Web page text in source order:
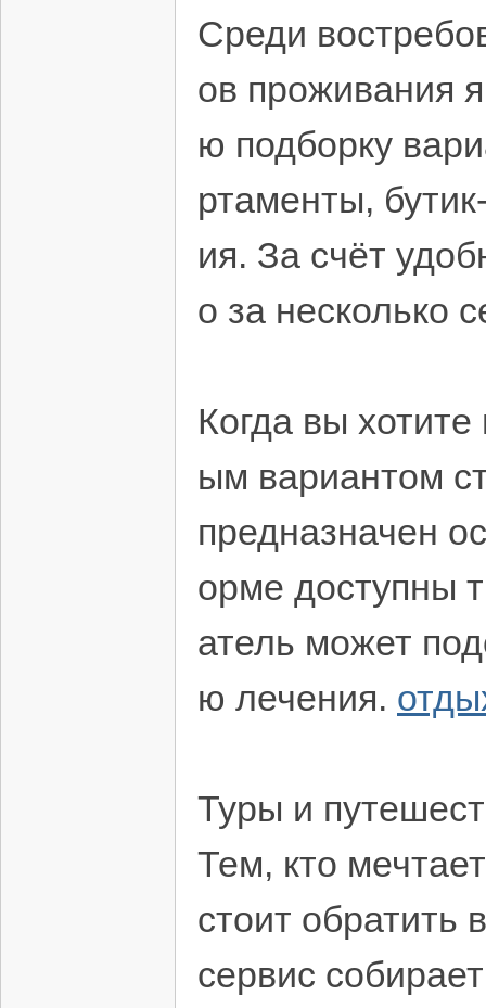
Среди
ов проживания
ю подборку
ртаменты,
ия. За счёт
о за несколько
Когда вы
ым вариантом
предназначен
орме доступны
атель может
ю лечения.
Туры и
Тем, кто
стоит
сервис